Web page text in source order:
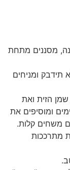
מסננים מתחת
ומניחים
הזית ואת
ומוסיפים את
משחים קלות.
מתרככות